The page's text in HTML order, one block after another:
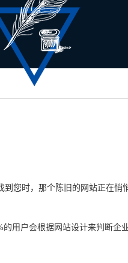
您时，那个陈旧的网站正在悄
的用户会根据网站设计来判断企